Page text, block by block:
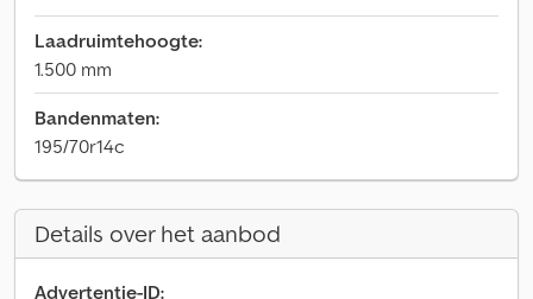
Laadruimtehoogte:
1.500 mm
Bandenmaten:
195/70r14c
Details over het aanbod
Advertentie-ID: